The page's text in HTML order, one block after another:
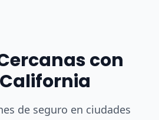
con
de seguro en ciudades